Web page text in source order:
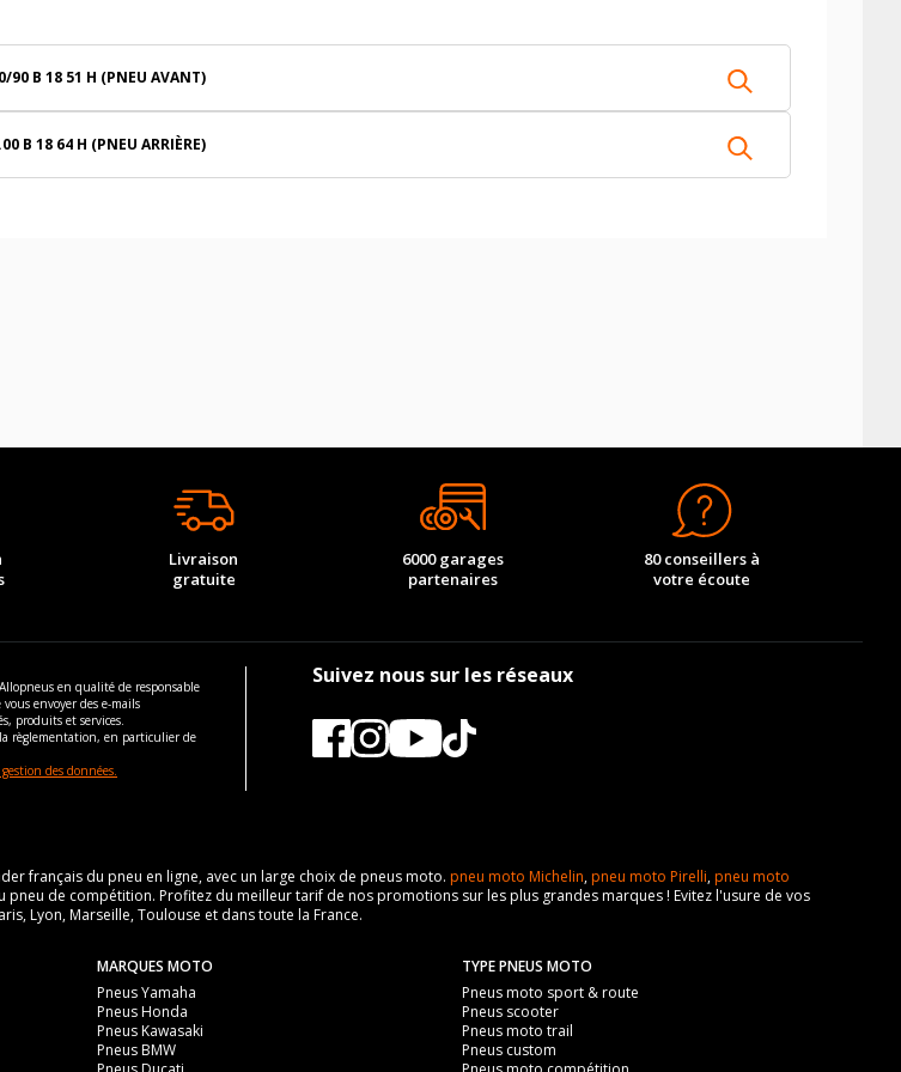
90 B 18 51 H (PNEU AVANT)
B 18 64 H (PNEU ARRIÈRE)
Livraison
gratuite
6000 garages
partenaires
80 conseillers à
votre écoute
en qualité de responsable
envoyer des e-mails
produits et services.
règlementation, en particulier de
des données.
Suivez nous sur les réseaux
français du pneu en ligne, avec un large choix de pneus moto. pneu moto Michelin,pneu moto Pirelli,pneu moto
de compétition. Profitez du meilleur tarif de nos promotions sur les plus grandes marques ! Evitez l'usure de vos
Lyon, Marseille, Toulouse et dans toute la France.
MARQUES MOTO
Pneus Yamaha
Pneus Honda
Pneus Kawasaki
Pneus BMW
TYPE PNEUS MOTO
Pneus moto sport & route
Pneus scooter
Pneus moto trail
Pneus custom